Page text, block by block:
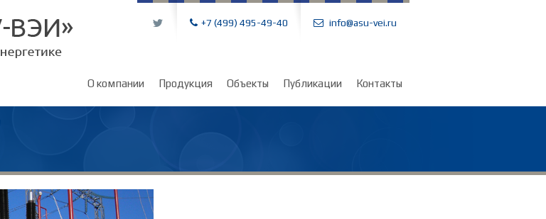
L +7 (499) 495-49-40 info@asu-vei.ru
О компании Продукция Объекты Публикации Контакты